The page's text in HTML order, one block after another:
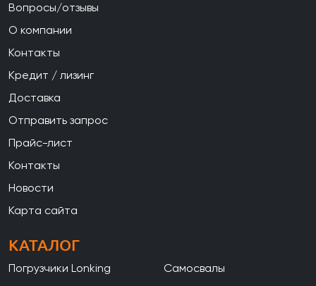
Вопросы/отзывы
О компании
Контакты
Кредит / лизинг
Доставка
Отправить запрос
Прайс-лист
Контакты
Новости
Карта сайта
КАТАЛОГ
Погрузчики Lonking
Самосвалы